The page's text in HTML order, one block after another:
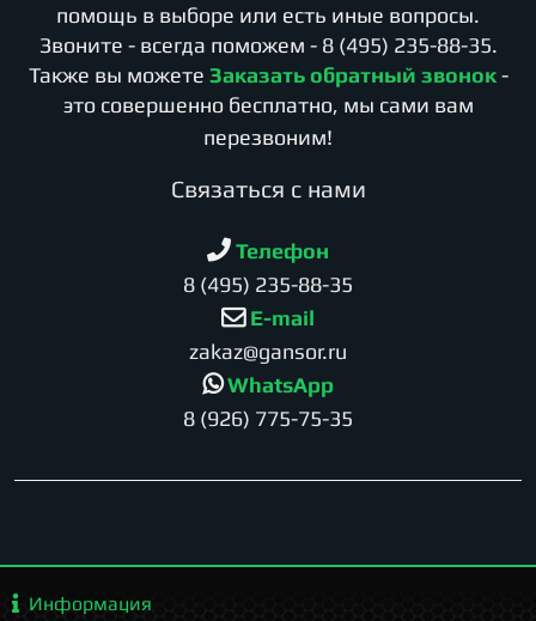
помощь в выборе или есть иные вопросы.
Звоните - всегда поможем - 8 (495) 235-88-35.
Также вы можете Заказать обратный звонок -
это совершенно бесплатно, мы сами вам
перезвоним!
Cвязаться с нами
Телефон
8 (495) 235-88-35
E-mail
zakaz@gansor.ru
WhatsApp
8 (926) 775-75-35
Информация